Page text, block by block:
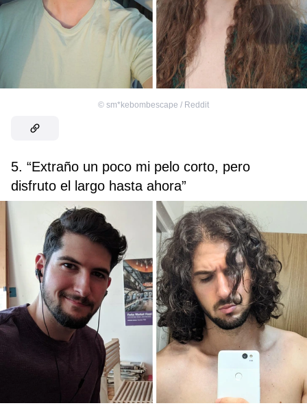
© sm*kebombescape / Reddit
5. “Extraño un poco mi pelo corto, pero
disfruto el largo hasta ahora”